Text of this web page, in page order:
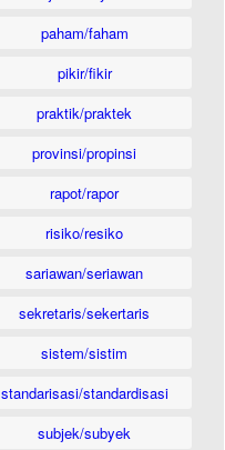
paham/faham
pikir/fikir
praktik/praktek
provinsi/propinsi
rapot/rapor
risiko/resiko
sariawan/seriawan
sekretaris/sekertaris
sistem/sistim
standarisasi/standardisasi
subjek/subyek